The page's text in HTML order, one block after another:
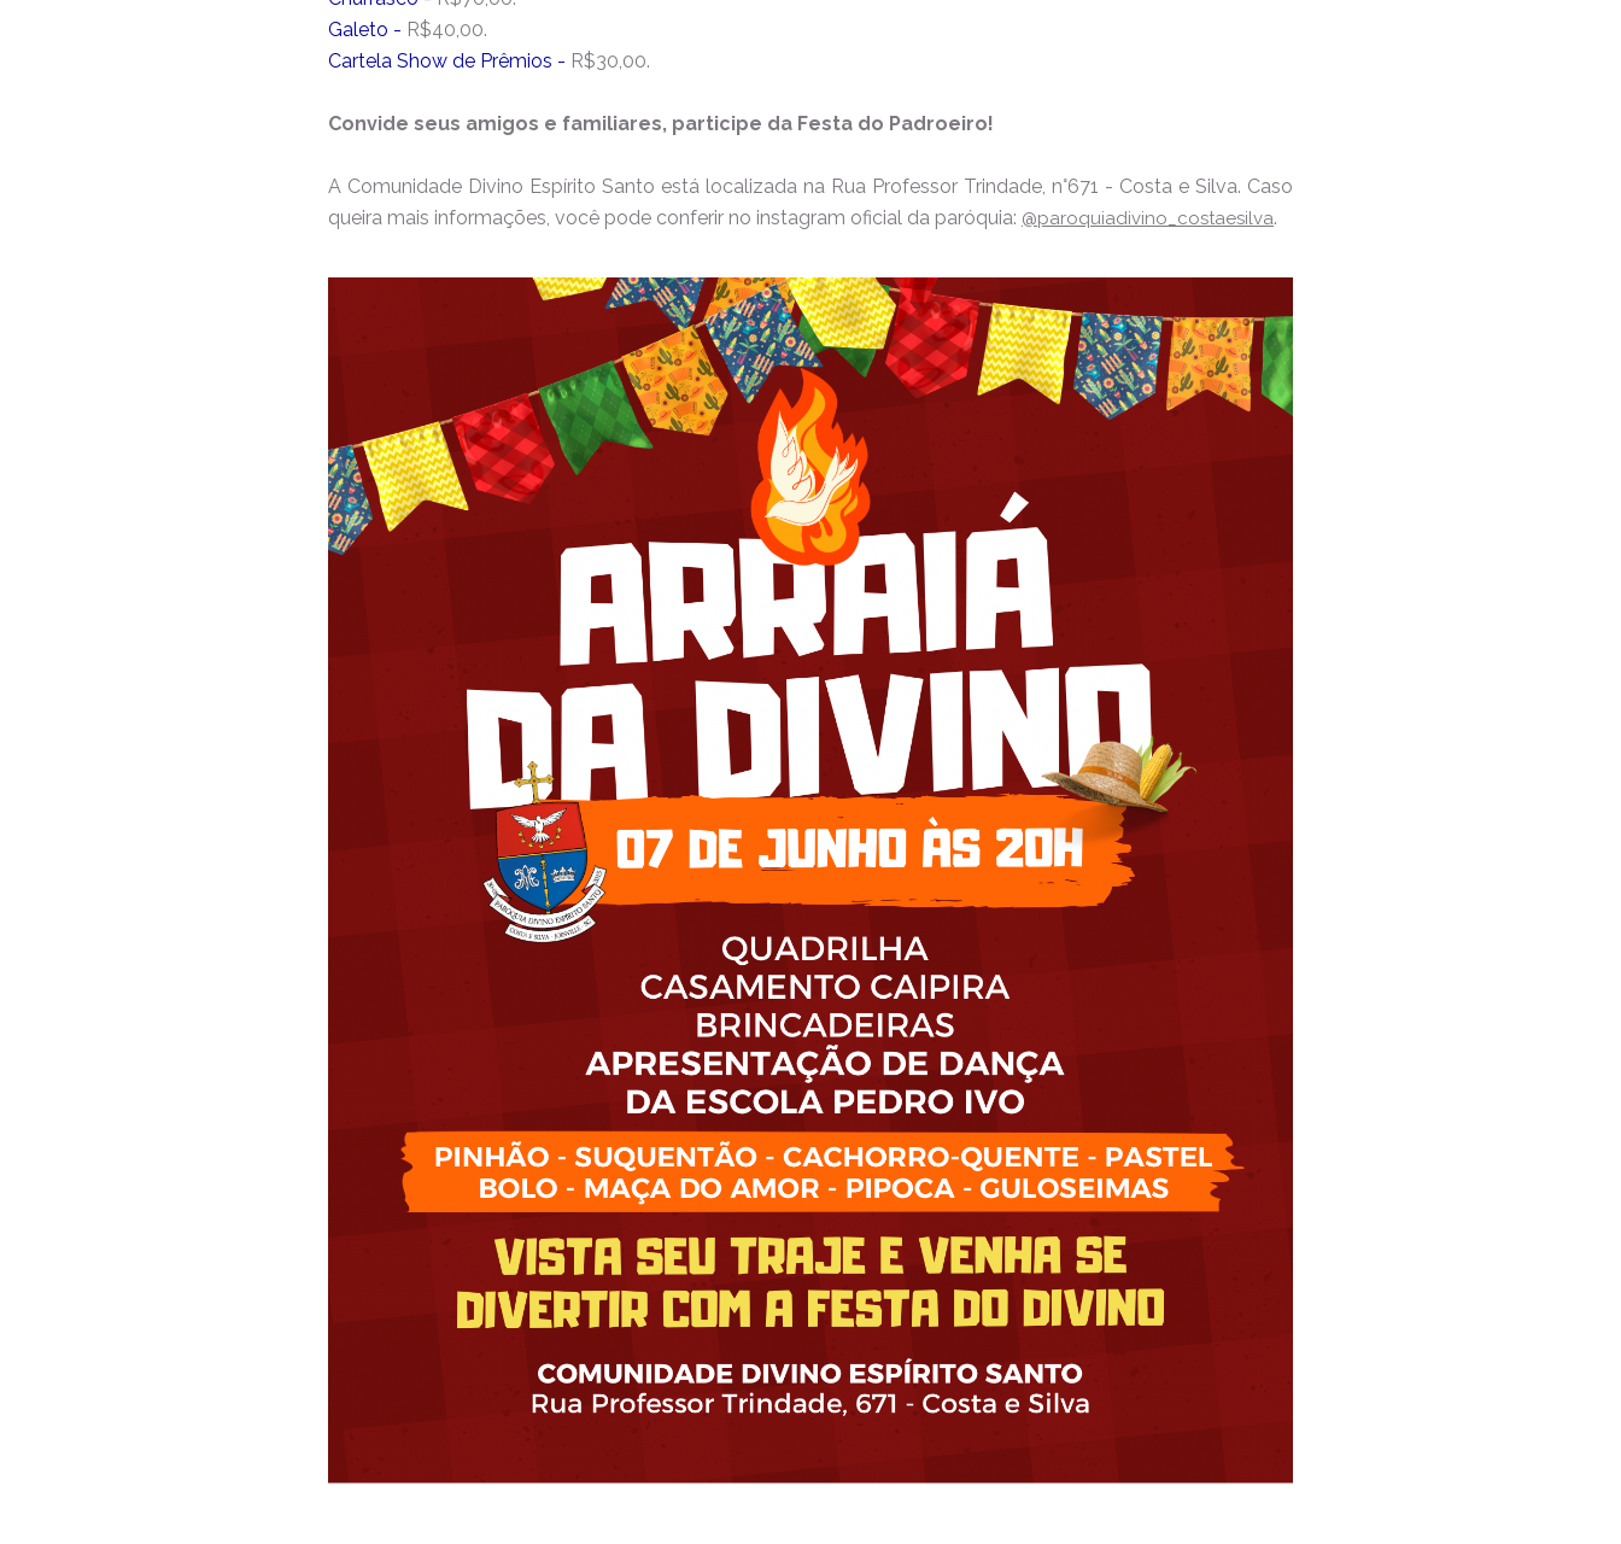
Galeto - R$40,00.
Cartela Show de Prêmios - R$30,00.
Convide seus amigos e familiares, participe da Festa do Padroeiro!
A Comunidade Divino Espírito Santo está localizada na Rua Professor Trindade, n°671 - Costa e Silva. Caso
queira mais informações, você pode conferir no instagram oficial da paróquia: @paroquiadivino_costaesilva.